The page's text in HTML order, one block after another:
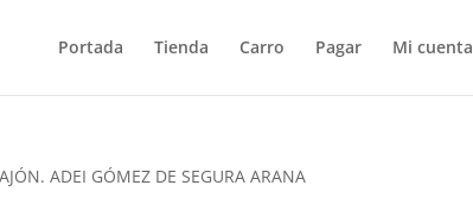
Portada Tienda Carro Pagar Mi cuenta
ADEI GÓMEZ DE SEGURA ARANA